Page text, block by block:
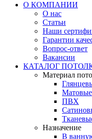
О КОМПАНИИ
О нас
Статьи
Наши
Гарантии
Вопрос-ответ
Вакансии
КАТАЛОГ
Материал
Матовые
ПВХ
Назначение
В